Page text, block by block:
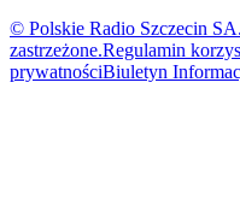
© Polskie Radio Szczecin
zastrzeżone.Regulamin
prywatnościBiuletyn